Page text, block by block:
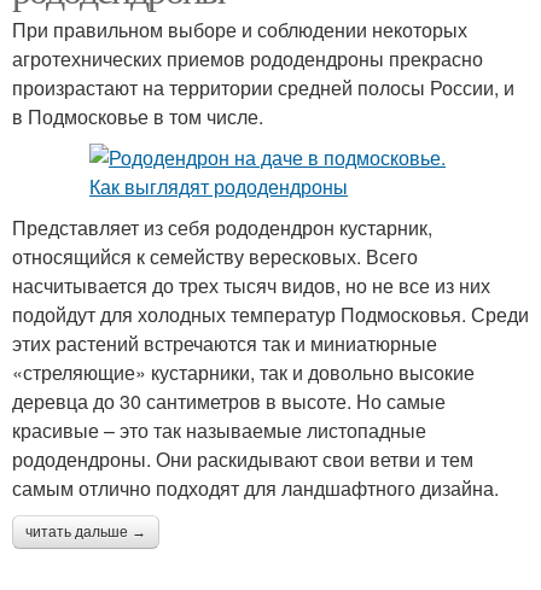
При правильном выборе и соблюдении некоторых
агротехнических приемов рододендроны прекрасно
произрастают на территории средней полосы России, и
в Подмосковье в том числе.
Представляет из себя рододендрон кустарник,
относящийся к семейству вересковых. Всего
насчитывается до трех тысяч видов, но не все из них
подойдут для холодных температур Подмосковья. Среди
этих растений встречаются так и миниатюрные
«стреляющие» кустарники, так и довольно высокие
деревца до 30 сантиметров в высоте. Но самые
красивые – это так называемые листопадные
рододендроны. Они раскидывают свои ветви и тем
самым отлично подходят для ландшафтного дизайна.
читать дальше →